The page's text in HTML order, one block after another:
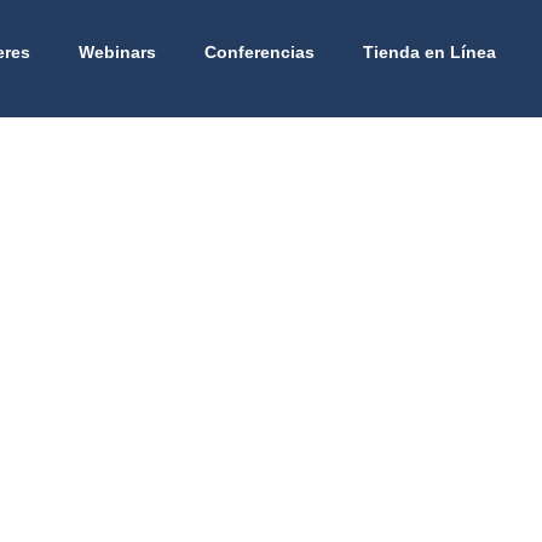
Webinars Conferencias Tienda en Línea